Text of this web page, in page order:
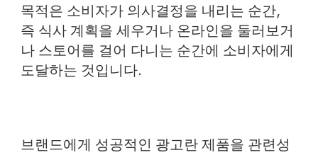
목적은 소비자가 의사결정을 내리는 순간,
즉 식사 계획을 세우거나 온라인을 둘러보거
나 스토어를 걸어 다니는 순간에 소비자에게
도달하는 것입니다.
브랜드에게 성공적인 광고란 제품을 관련성